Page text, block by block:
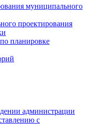
муниципального
проектирования
планировке
администрации
с